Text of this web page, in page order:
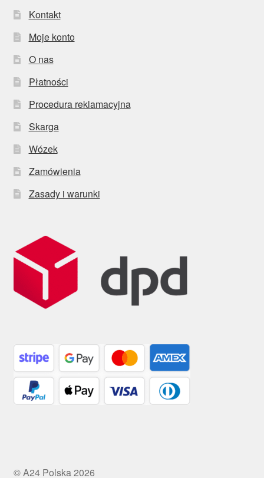
Kontakt
Moje konto
O nas
Płatności
Procedura reklamacyjna
Skarga
Wózek
Zamówienia
Zasady i warunki
© A24 Polska 2026